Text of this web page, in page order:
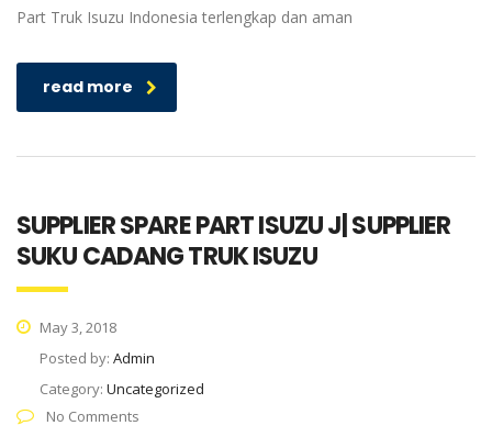
Part Truk Isuzu Indonesia terlengkap dan aman
read more
SUPPLIER SPARE PART ISUZU J| SUPPLIER
SUKU CADANG TRUK ISUZU
May 3, 2018
Posted by: Admin
Category: Uncategorized
No Comments